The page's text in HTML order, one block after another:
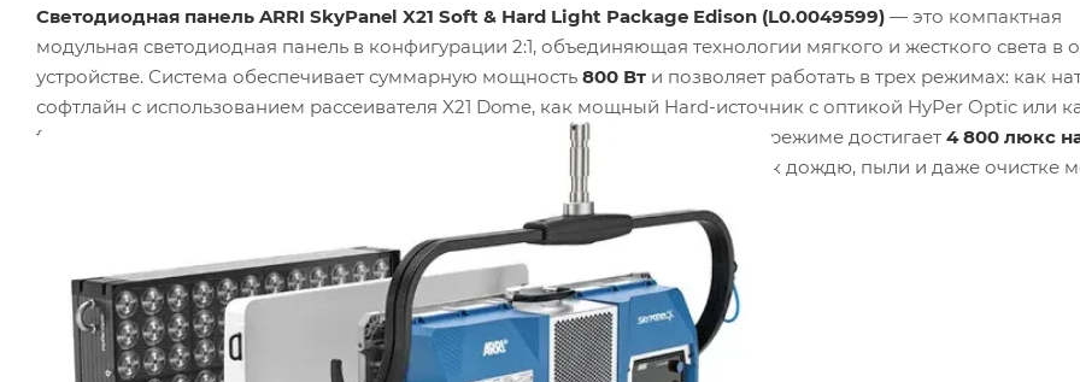
Светодиодная панель ARRI SkyPanel X21 Soft & Hard Light Package Edison (L0.0049599) — это компактная
модульная светодиодная панель в конфигурации 2:1, объединяющая технологии мягкого и жесткого света в
устройстве. Система обеспечивает суммарную мощность 800 Вт и позволяет работать в трех режимах: как
софтлайн с использованием рассеивателя X21 Dome, как мощный Hard-источник с оптикой HyPer Optic или
face прибор для отраженного света. Максимальная освещенность в жестком режиме достигает 4 800 люкс
, что делает ее устойчивой к дождю, пыли и даже очистке